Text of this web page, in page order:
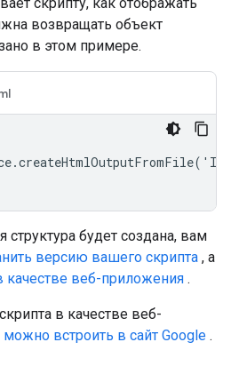
возвращать объект
в этом примере.
структура будет создана, вам
версию вашего скрипта , а
качестве веб-приложения .
в качестве веб-
встроить в сайт Google .